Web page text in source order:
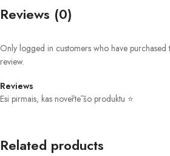
Reviews (0)
Reviews
Esi pirmais, kas novērtē šo produktu ⭐
Only logged in customers who have purchased
review.
Related products